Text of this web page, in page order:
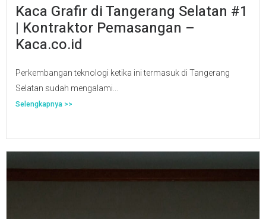
Kaca Grafir di Tangerang Selatan #1
| Kontraktor Pemasangan –
Kaca.co.id
Perkembangan teknologi ketika ini termasuk di Tangerang
Selatan sudah mengalami...
Selengkapnya >>